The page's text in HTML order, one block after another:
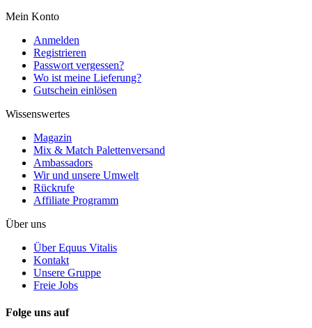
Mein Konto
Anmelden
Registrieren
Passwort vergessen?
Wo ist meine Lieferung?
Gutschein einlösen
Wissenswertes
Magazin
Mix & Match Palettenversand
Ambassadors
Wir und unsere Umwelt
Rückrufe
Affiliate Programm
Über uns
Über Equus Vitalis
Kontakt
Unsere Gruppe
Freie Jobs
Folge uns auf